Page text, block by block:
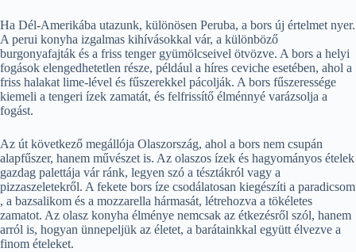
Ha Dél-Amerikába utazunk, különösen Peruba, a bors új értelmet nyer.
A perui konyha izgalmas kihívásokkal vár, a különböző
burgonyafajták és a friss tenger gyümölcseivel ötvözve. A bors a helyi
fogások elengedhetetlen része, például a híres ceviche esetében, ahol a
friss halakat lime-lével és fűszerekkel pácolják. A bors fűszeressége
kiemeli a tengeri ízek zamatát, és felfrissítő élménnyé varázsolja a
fogást.
Az út következő megállója Olaszország, ahol a bors nem csupán
alapfűszer, hanem művészet is. Az olaszos ízek és hagyományos ételek
gazdag palettája vár ránk, legyen szó a tésztákról vagy a
pizzaszeletekről. A fekete bors íze csodálatosan kiegészíti a paradicsom
, a bazsalikom és a mozzarella hármasát, létrehozva a tökéletes
zamatot. Az olasz konyha élménye nemcsak az étkezésről szól, hanem
arról is, hogyan ünnepeljük az életet, a barátainkkal együtt élvezve a
finom ételeket.